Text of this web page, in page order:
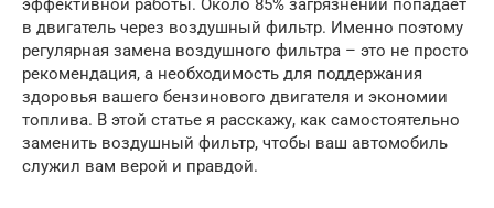
эффективной работы. Около 85% загрязнений попадает
в двигатель через воздушный фильтр. Именно поэтому
регулярная замена воздушного фильтра – это не просто
рекомендация, а необходимость для поддержания
здоровья вашего бензинового двигателя и экономии
топлива. В этой статье я расскажу, как самостоятельно
заменить воздушный фильтр, чтобы ваш автомобиль
служил вам верой и правдой.